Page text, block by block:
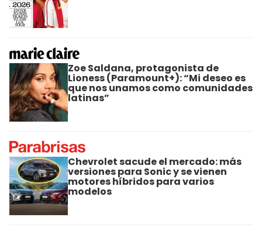
Zoe Saldana, protagonista de
Lioness (Paramount+): “Mi deseo es
que nos unamos como comunidades
latinas”
Chevrolet sacude el mercado: más
versiones para Sonic y se vienen
motores híbridos para varios
modelos